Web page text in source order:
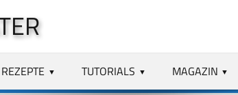
REZEPTE TUTORIALS MAGAZIN